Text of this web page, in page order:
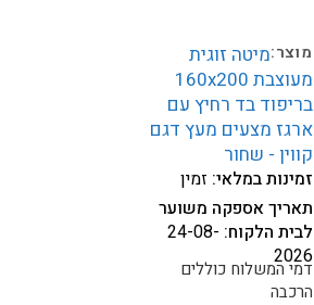
מיטה זוגית
מעוצבת 160x200
בריפוד בד רחיץ עם
ארגז מצעים מעץ דגם
קווין - שחור
זמינות במלאי: זמין
תאריך אספקה משוער
לבית הלקוח: 24-08-
2026
דמי המשלוח כוללים
הרכבה